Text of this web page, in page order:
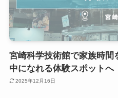
宮崎科学技術館で家族時間
中になれる体験スポットへ
2025年12月16日